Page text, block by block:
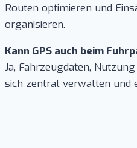
Routen optimieren und
organisieren.
Kann GPS auch beim
Ja, Fahrzeugdaten,
sich zentral verwalten und